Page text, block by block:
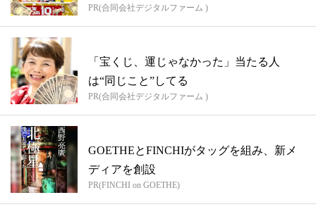
PR(合同会社デジタルファーム )
「宝くじ、運じゃなかった」当たる人
は“同じこと”してる
PR(合同会社デジタルファーム )
GOETHEとFINCHIがタッグを組み、新メ
ディアを創設
PR(FINCHI on GOETHE)